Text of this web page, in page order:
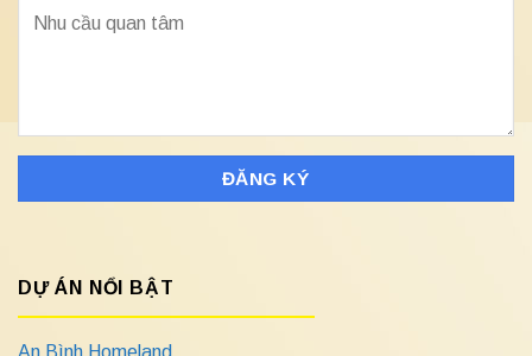
DỰ ÁN NỔI BẬT
An Bình Homeland